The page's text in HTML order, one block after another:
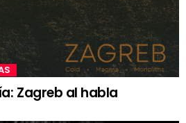
Zagreb al habla